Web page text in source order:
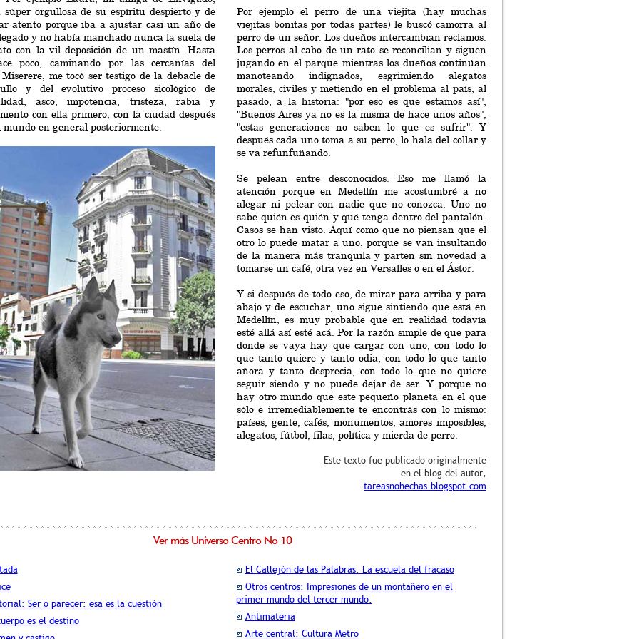
súper orgullosa de su espíritu despierto y de
atento porque iba a ajustar casi un año de
y no había manchado nunca la suela de
con la vil deposición de un mastín. Hasta
poco, caminando por las cercanías del
me tocó ser testigo de la debacle de
y del evolutivo proceso sicológico de
asco, impotencia, tristeza, rabia y
con ella primero, con la ciudad después
mundo en general posteriormente.
Por ejemplo el perro de una viejita (hay muchas
viejitas bonitas por todas partes) le buscó camorra al
perro de un señor. Los dueños intercambian reclamos.
Los perros al cabo de un rato se reconcilian y siguen
jugando en el parque mientras los dueños continúan
manoteando indignados, esgrimiendo alegatos
morales, civiles y metiendo en el problema al país, al
pasado, a la historia: "por eso es que estamos así",
"Buenos Aires ya no es la misma de hace unos años",
"estas generaciones no saben lo que es sufrir". Y
después cada uno toma a su perro, lo hala del collar y
se va refunfuñando.
Se pelean entre desconocidos. Eso me llamó la
atención porque en Medellín me acostumbré a no
alegar ni pelear con nadie que no conozca. Uno no
sabe quién es quién y qué tenga dentro del pantalón.
Casos se han visto. Aquí como que no piensan que el
otro lo puede matar a uno, porque se van insultando
de la manera más tranquila y parten sin novedad a
tomarse un café, otra vez en Versalles o en el Ástor.
Y si después de todo eso, de mirar para arriba y para
abajo y de escuchar, uno sigue sintiendo que está en
Medellín, es muy probable que en realidad todavía
esté allá así esté acá. Por la razón simple de que para
donde se vaya hay que cargar con uno, con todo lo
que tanto quiere y tanto odia, con todo lo que tanto
añora y tanto desprecia, con todo lo que no quiere
seguir siendo y no puede dejar de ser. Y porque no
hay otro mundo que este pequeño planeta en el que
sólo e irremediablemente te encontrás con lo mismo:
países, gente, cafés, monumentos, amores imposibles,
alegatos, fútbol, filas, política y mierda de perro.
Este texto fue publicado originalmente
en el blog del autor,
tareasnohechas.blogspot.com
Ver más Universo Centro No 10
Ser o parecer: esa es la cuestión
es el destino
El Callejón de las Palabras. La escuela del fracaso
Otros centros: Impresiones de un montañero en el
primer mundo del tercer mundo.
Antimateria
Arte central: Cultura Metro